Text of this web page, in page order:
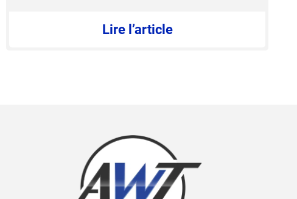
Lire l’article